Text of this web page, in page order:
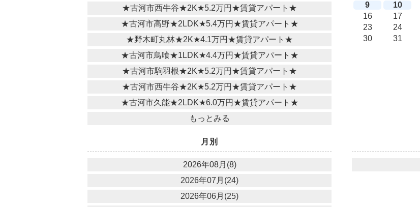
★古河市西牛谷★2K★5.2万円★賃貸アパート★
★古河市高野★2LDK★5.4万円★賃貸アパート★
★野木町丸林★2K★4.1万円★賃貸アパート★
★古河市鳥喰★1LDK★4.4万円★賃貸アパート★
★古河市駒羽根★2K★5.2万円★賃貸アパート★
★古河市西牛谷★2K★5.2万円★賃貸アパート★
★古河市久能★2LDK★6.0万円★賃貸アパート★
もっとみる
9
10
16
17
23
24
30
31
月別
2026年08月(8)
2026年07月(24)
2026年06月(25)